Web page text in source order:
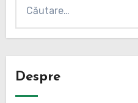
după:
Despre